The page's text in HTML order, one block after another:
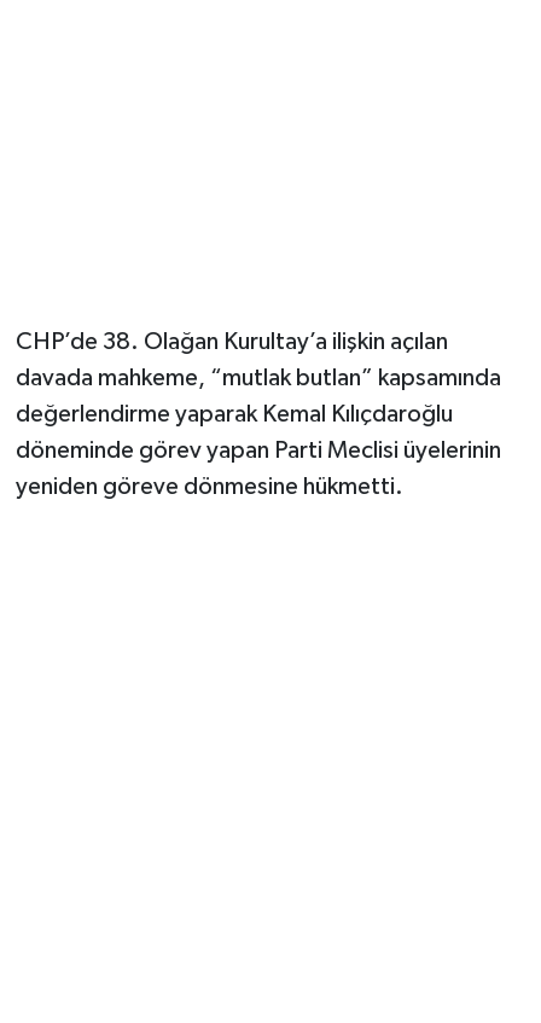
CHP’de 38. Olağan Kurultay’a ilişkin açılan
davada mahkeme, “mutlak butlan” kapsamında
değerlendirme yaparak Kemal Kılıçdaroğlu
döneminde görev yapan Parti Meclisi üyelerinin
yeniden göreve dönmesine hükmetti.